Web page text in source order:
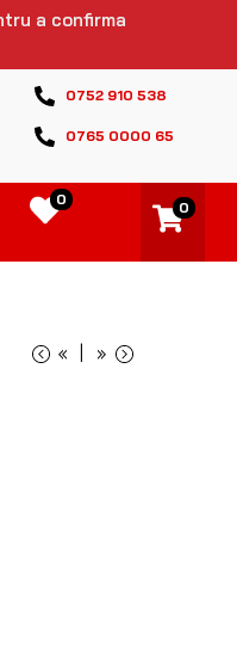
a confirma
0752 910 538
0765 0000 65
0 0
« »